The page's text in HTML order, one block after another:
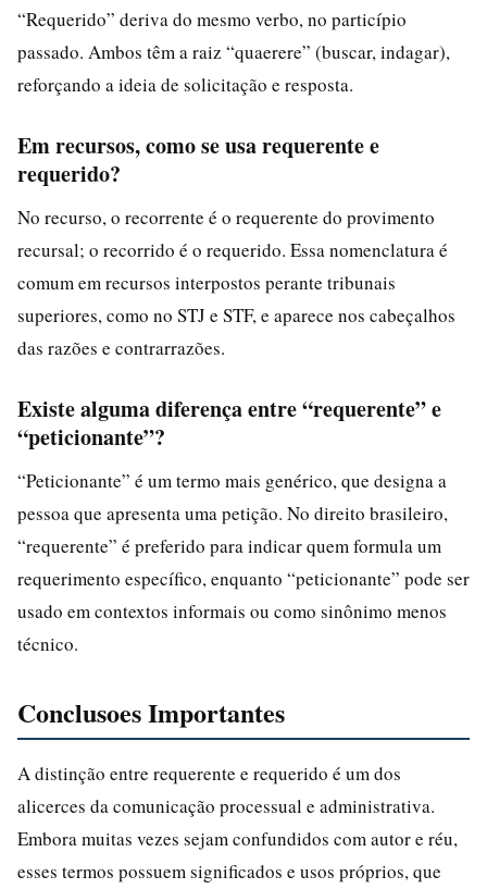
“Requerido” deriva do mesmo verbo, no particípio
passado. Ambos têm a raiz “quaerere” (buscar, indagar),
reforçando a ideia de solicitação e resposta.
Em recursos, como se usa requerente e
requerido?
No recurso, o recorrente é o requerente do provimento
recursal; o recorrido é o requerido. Essa nomenclatura é
comum em recursos interpostos perante tribunais
superiores, como no STJ e STF, e aparece nos cabeçalhos
das razões e contrarrazões.
Existe alguma diferença entre “requerente” e
“peticionante”?
“Peticionante” é um termo mais genérico, que designa a
pessoa que apresenta uma petição. No direito brasileiro,
“requerente” é preferido para indicar quem formula um
requerimento específico, enquanto “peticionante” pode ser
usado em contextos informais ou como sinônimo menos
técnico.
Conclusoes Importantes
A distinção entre requerente e requerido é um dos
alicerces da comunicação processual e administrativa.
Embora muitas vezes sejam confundidos com autor e réu,
esses termos possuem significados e usos próprios, que